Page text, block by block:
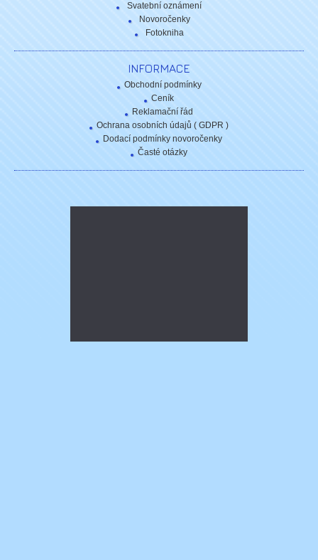
Svatební oznámení
Novoročenky
Fotokniha
INFORMACE
Obchodní podmínky
Ceník
Reklamační řád
Ochrana osobních údajů ( GDPR )
Dodací podmínky novoročenky
Časté otázky